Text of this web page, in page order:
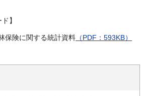
】
に関する統計資料 （PDF：593KB）